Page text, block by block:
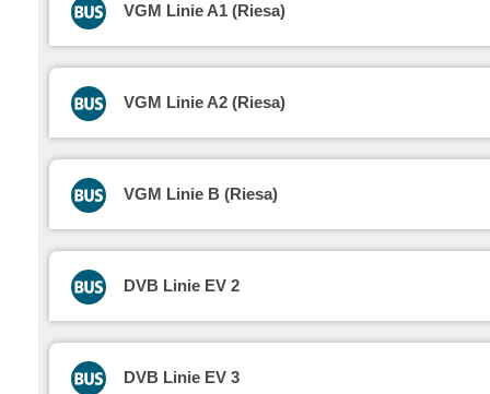
VGM Linie A1 (Riesa)
VGM Linie A2 (Riesa)
VGM Linie B (Riesa)
DVB Linie EV 2
DVB Linie EV 3